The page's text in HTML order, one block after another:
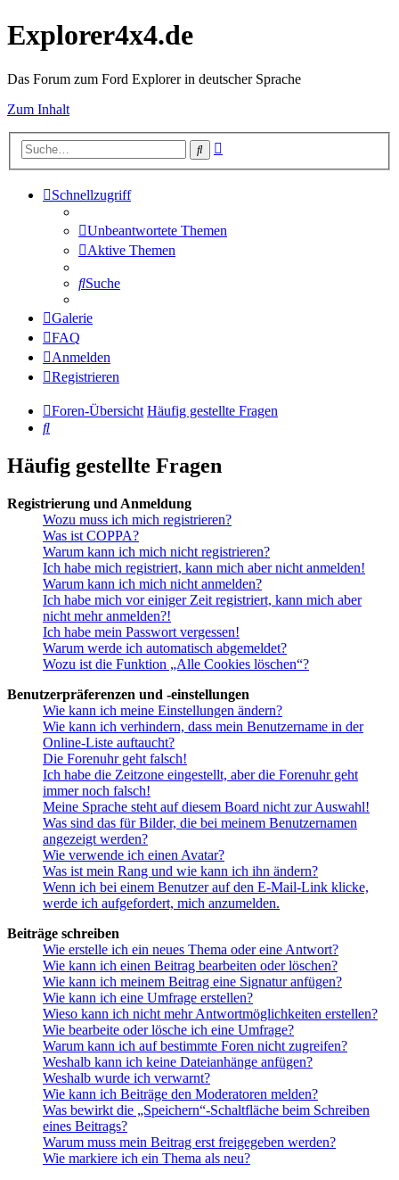
Explorer4x4.de
Das Forum zum Ford Explorer in deutscher Sprache
Zum Inhalt
Suche
Schnellzugriff
Unbeantwortete Themen
Aktive Themen
Suche
Galerie
FAQ
Anmelden
Registrieren
Foren-Übersicht Häufig gestellte Fragen
Suche
Häufig gestellte Fragen
Registrierung und Anmeldung
Wozu muss ich mich registrieren?
Was ist COPPA?
Warum kann ich mich nicht registrieren?
Ich habe mich registriert, kann mich aber nicht anmelden!
Warum kann ich mich nicht anmelden?
Ich habe mich vor einiger Zeit registriert, kann mich aber
nicht mehr anmelden?!
Ich habe mein Passwort vergessen!
Warum werde ich automatisch abgemeldet?
Wozu ist die Funktion „Alle Cookies löschen“?
Benutzerpräferenzen und -einstellungen
Wie kann ich meine Einstellungen ändern?
Wie kann ich verhindern, dass mein Benutzername in der
Online-Liste auftaucht?
Die Forenuhr geht falsch!
Ich habe die Zeitzone eingestellt, aber die Forenuhr geht
immer noch falsch!
Meine Sprache steht auf diesem Board nicht zur Auswahl!
Was sind das für Bilder, die bei meinem Benutzernamen
angezeigt werden?
Wie verwende ich einen Avatar?
Was ist mein Rang und wie kann ich ihn ändern?
Wenn ich bei einem Benutzer auf den E-Mail-Link klicke,
werde ich aufgefordert, mich anzumelden.
Beiträge schreiben
Wie erstelle ich ein neues Thema oder eine Antwort?
Wie kann ich einen Beitrag bearbeiten oder löschen?
Wie kann ich meinem Beitrag eine Signatur anfügen?
Wie kann ich eine Umfrage erstellen?
Wieso kann ich nicht mehr Antwortmöglichkeiten erstellen?
Wie bearbeite oder lösche ich eine Umfrage?
Warum kann ich auf bestimmte Foren nicht zugreifen?
Weshalb kann ich keine Dateianhänge anfügen?
Weshalb wurde ich verwarnt?
Wie kann ich Beiträge den Moderatoren melden?
Was bewirkt die „Speichern“-Schaltfläche beim Schreiben
eines Beitrags?
Warum muss mein Beitrag erst freigegeben werden?
Wie markiere ich ein Thema als neu?